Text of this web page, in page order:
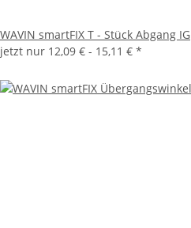
WAVIN smartFIX T - Stück Abgang IG
jetzt nur 12,09 € - 15,11 € *